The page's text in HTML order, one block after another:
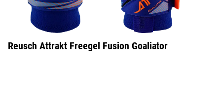
Reusch Attrakt Freegel Fusion Goaliator